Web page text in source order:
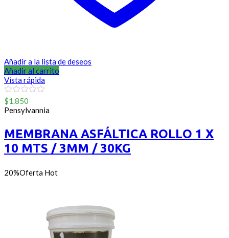
Añadir a la lista de deseos
Añadir al carrito
Vista rápida
0
out
of
$1.850
Pensylvannia
MEMBRANA ASFÁLTICA ROLLO 1 X
10 MTS / 3MM / 30KG
20%Oferta Hot